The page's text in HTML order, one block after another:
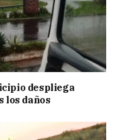
despliega
los daños